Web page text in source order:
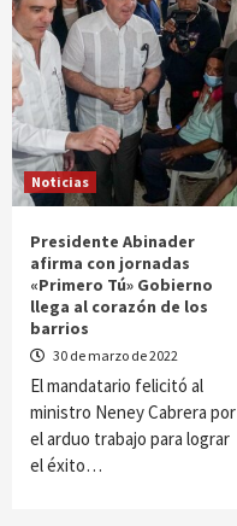
Noticias
Presidente Abinader
afirma con jornadas
«Primero Tú» Gobierno
llega al corazón de los
barrios
30 de marzo de 2022
El mandatario felicitó al
ministro Neney Cabrera por
el arduo trabajo para lograr
el éxito…